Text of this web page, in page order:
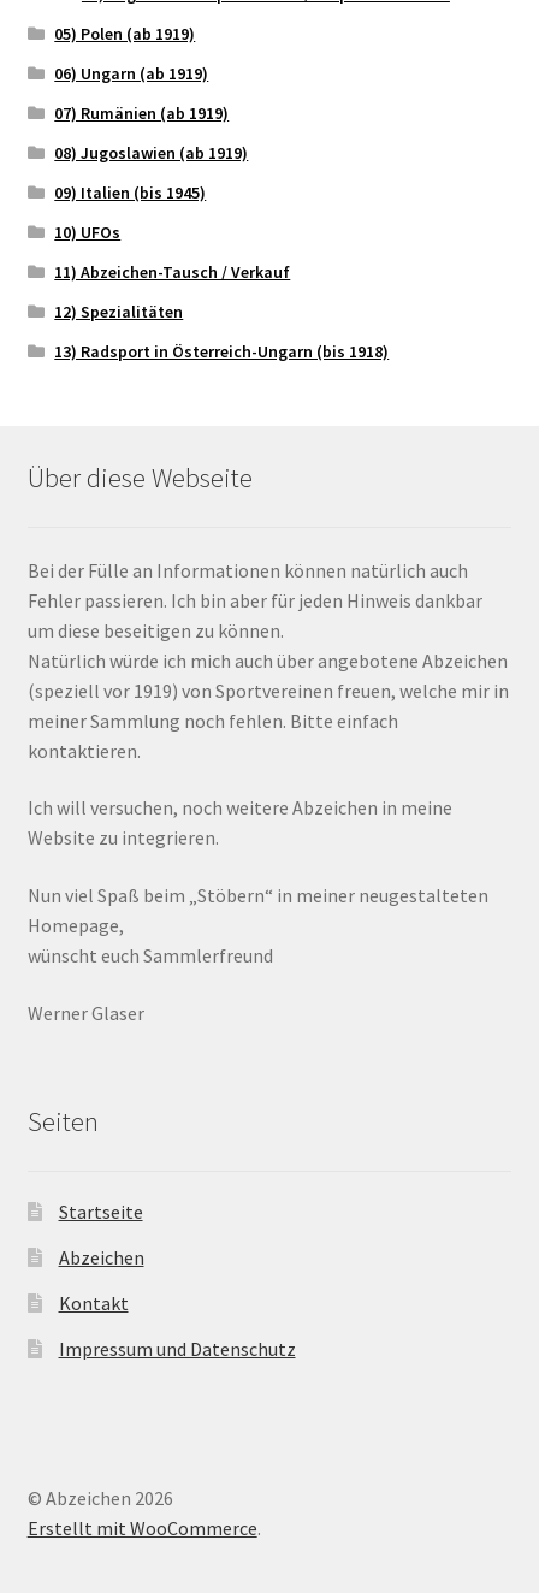
05) Polen (ab 1919)
06) Ungarn (ab 1919)
07) Rumänien (ab 1919)
08) Jugoslawien (ab 1919)
09) Italien (bis 1945)
10) UFOs
11) Abzeichen-Tausch / Verkauf
12) Spezialitäten
13) Radsport in Österreich-Ungarn (bis 1918)
Über diese Webseite
Bei der Fülle an Informationen können natürlich auch
Fehler passieren. Ich bin aber für jeden Hinweis dankbar
um diese beseitigen zu können.
Natürlich würde ich mich auch über angebotene Abzeichen
(speziell vor 1919) von Sportvereinen freuen, welche mir in
meiner Sammlung noch fehlen. Bitte einfach
kontaktieren.
Ich will versuchen, noch weitere Abzeichen in meine
Website zu integrieren.
Nun viel Spaß beim „Stöbern“ in meiner neugestalteten
Homepage,
wünscht euch Sammlerfreund
Werner Glaser
Seiten
Startseite
Abzeichen
Kontakt
Impressum und Datenschutz
© Abzeichen 2026
Erstellt mit WooCommerce.